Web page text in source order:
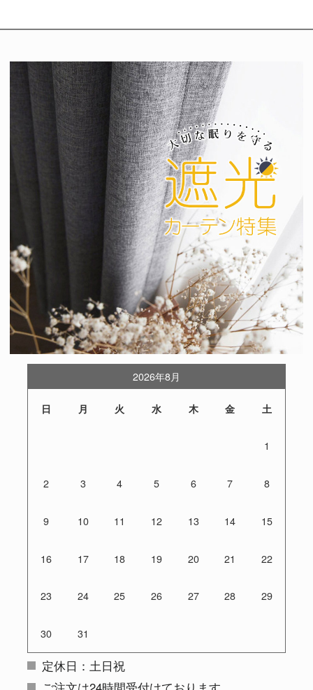
2026年8月
日 月 火 水 木 金 土
1
2 3 4 5 6 7 8
9 10 11 12 13 14 15
16 17 18 19 20 21 22
23 24 25 26 27 28 29
30 31
定休日：土日祝